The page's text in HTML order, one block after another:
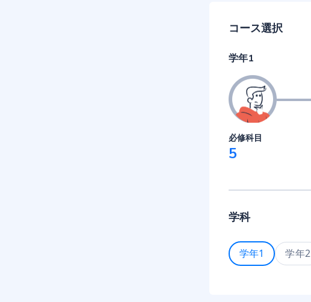
コース選択
学年1
必修科目
5
学科
学年1 学年2